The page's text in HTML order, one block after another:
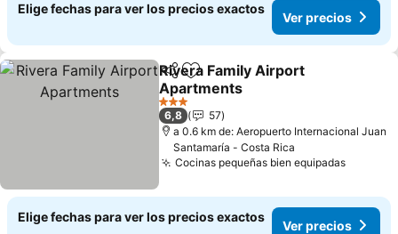
Elige fechas para ver los precios exactos
Ver precios
CompartirAgregar a favoritos
Rivera Family Airport
Apartments
Ver precios
3 Estrellas
6,8
57
a 0.6 km de: Aeropuerto Internacional Juan
Santamaría - Costa Rica
Cocinas pequeñas bien equipadasVer
Elige fechas para ver los precios exactos
Ver precios